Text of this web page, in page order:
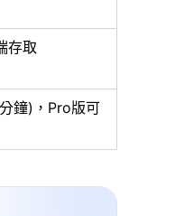
存取
鐘)，Pro版可